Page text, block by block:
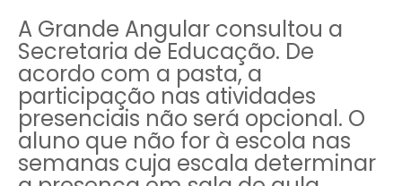
A Grande Angular consultou a
Secretaria de Educação. De
acordo com a pasta, a
participação nas atividades
presenciais não será opcional. O
aluno que não for à escola nas
semanas cuja escala determinar